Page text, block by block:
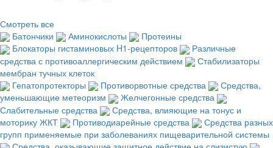
Смотреть все
Батончики
Аминокислоты
Протеины
Блокаторы гистаминовых H1-рецепторов
Различные
средства с противоаллергическим действием
Стабилизаторы
мембран тучных клеток
Гепатопротекторы
Противорвотные средства
Средства,
уменьшающие метеоризм
Желчегонные средства
Слабительные средства
Средства, влияющие на тонус и
моторику ЖКТ
Противодиарейные средства
Средства разных
групп применяемые при заболеваниях пищеварительной системы